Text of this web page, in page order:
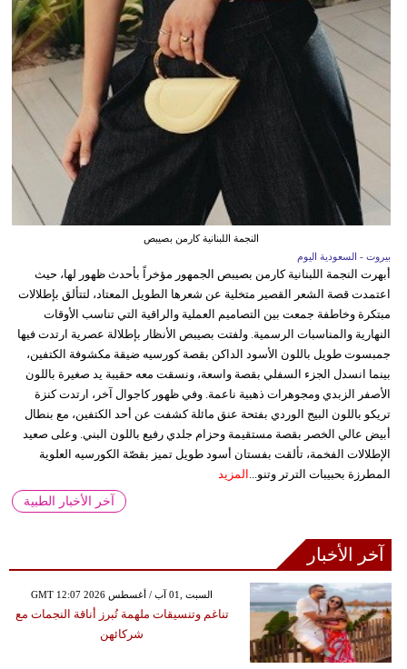
النجمة اللبنانية كارمن بصيبص
بيروت - السعودية اليوم
أبهرت النجمة اللبنانية كارمن بصيبص الجمهور مؤخراً بأحدث ظهور لها، حيث
اعتمدت قصة الشعر القصير متخلية عن شعرها الطويل المعتاد، لتتألق بإطلالات
مبتكرة وخاطفة جمعت بين التصاميم العملية والراقية التي تناسب الأوقات
النهارية والمناسبات الرسمية. ولفتت بصيبص الأنظار بإطلالة عصرية ارتدت فيها
جمبسوت طويل باللون الأسود الداكن بقصة كورسيه ضيقة مكشوفة الكتفين،
بينما انسدل الجزء السفلي بقصة واسعة، ونسقت معه حقيبة يد صغيرة باللون
الأصفر الزبدي ومجوهرات ذهبية ناعمة. وفي ظهور كاجوال آخر، ارتدت كنزة
تريكو باللون البيج الوردي بفتحة عنق مائلة كشفت عن أحد الكتفين، مع بنطال
أبيض عالي الخصر بقصة مستقيمة وحزام جلدي رفيع باللون البني. وعلى صعيد
الإطلالات الفخمة، تألقت بفستان أسود طويل تميز بقصّة الكورسيه العلوية
المطرزة بحبيبات الترتر وتنو... المزيد
آخر الأخبار الطبية
آخر الأخبار
GMT 12:07 2026 السبت ,01 آب / أغسطس
تناغم وتنسيقات ملهمة تُبرز أناقة النجمات مع
شركائهن